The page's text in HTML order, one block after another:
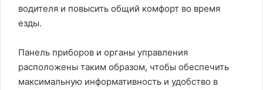
водителя и повысить общий комфорт во время
езды.
Панель приборов и органы управления
расположены таким образом, чтобы обеспечить
максимальную информативность и удобство в